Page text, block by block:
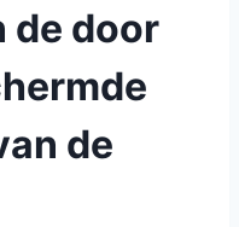
de door
de